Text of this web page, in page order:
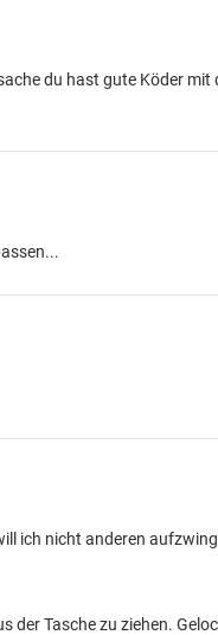
du hast gute Köder mit
ich nicht anderen
der Tasche zu ziehen.